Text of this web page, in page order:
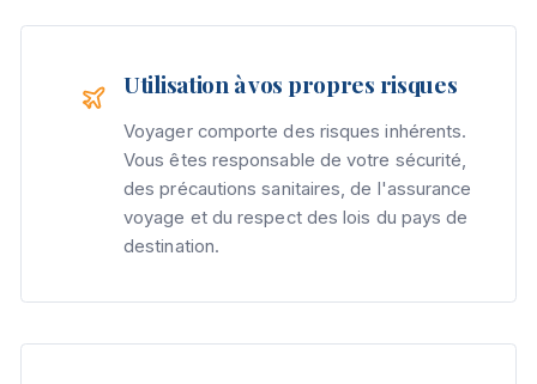
Utilisation à vos propres risques
Voyager comporte des risques inhérents.
Vous êtes responsable de votre sécurité,
des précautions sanitaires, de l'assurance
voyage et du respect des lois du pays de
destination.